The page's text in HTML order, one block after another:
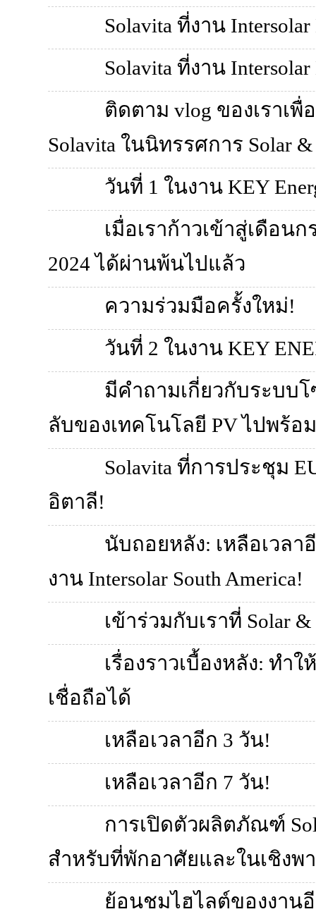
Solavita ที่งาน
Solavita ที่งาน
ติดตาม vlog ของเราเ
Solavita ในนิทรรศการ Solar &
วันที่ 1 ในงาน KEY
เมื่อเราก้าวเข้าสู่เดือ
2024 ได้ผ่านพ้นไปแล้ว
ความร่วมมือครั้งใหม่!
วันที่ 2 ในงาน KEY
มีคำถามเกี่ยวกับระบบโ
ลับของเทคโนโลยี PV ไปพร้อ
Solavita ที่การประชุม
อิตาลี!
นับถอยหลัง: เหลือเวลา
งาน Intersolar South America!
เข้าร่วมกับเราที่ Solar
เรื่องราวเบื้องหลัง: ทำ
เชื่อถือได้
เหลือเวลาอีก 3 วัน!
เหลือเวลาอีก 7 วัน!
การเปิดตัวผลิตภัณฑ์
สำหรับที่พักอาศัยและในเชิงพ
ย้อนชมไฮไลต์ของงานอี